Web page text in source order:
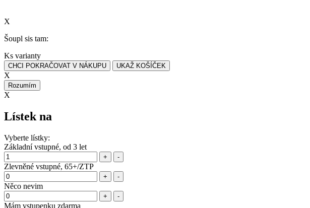
X
Šoupl sis tam:
Ks varianty
CHCI POKRAČOVAT V NÁKUPU UKAŽ KOŠÍČEK
X
Rozumím
X
Lístek na
Vyberte lístky:
Základní vstupné, od 3 let
+ -
Zlevněné vstupné, 65+/ZTP
+ -
Něco nevim
+ -
Mám vstupenku zdarma